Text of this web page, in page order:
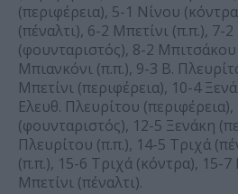
(περιφέρεια), 5-1 Νίνου
(πέναλτι), 6-2 Μπετίνι (π.π.), 7-
(φουνταριστός), 8-2 Μπιτσάκου
Μπιανκόνι (π.π.), 9-3 Β.
Μπετίνι (περιφέρεια), 10-4
Ελευθ. Πλευρίτου
(φουνταριστός), 12-5 Ξενάκη
Πλευρίτου (π.π.), 14-5 Τριχά
(π.π.), 15-6 Τριχά (κόντρα), 15-7
Μπετίνι (πέναλτι).